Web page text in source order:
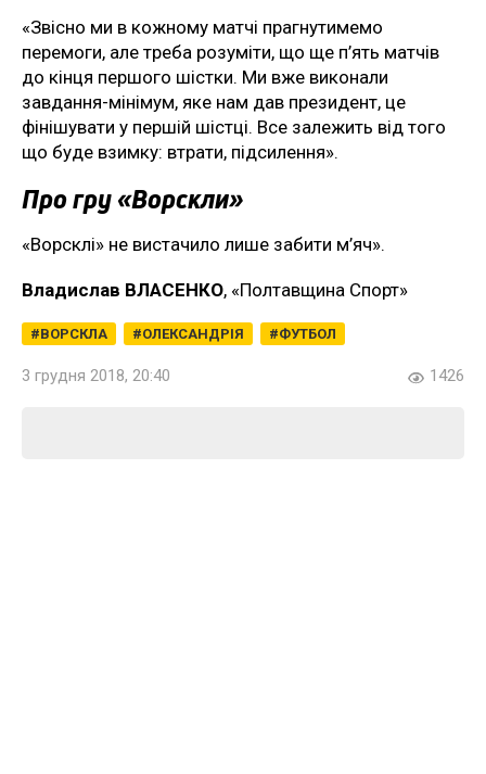
«Звісно ми в кожному матчі прагнутимемо
перемоги, але треба розуміти, що ще п’ять матчів
до кінця першого шістки. Ми вже виконали
завдання-мінімум, яке нам дав президент, це
фінішувати у першій шістці. Все залежить від того
що буде взимку: втрати, підсилення».
Про гру «Ворскли»
«Ворсклі» не вистачило лише забити м’яч».
Владислав ВЛАСЕНКО, «Полтавщина Спорт»
ВОРСКЛА ОЛЕКСАНДРІЯ ФУТБОЛ
3 грудня 2018, 20:40 1426